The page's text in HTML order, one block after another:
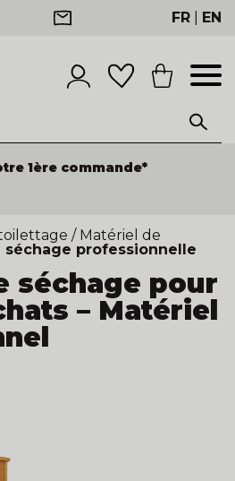
FR EN
1ère commande*
/ Matériel de
séchage professionnelle
séchage pour
– Matériel